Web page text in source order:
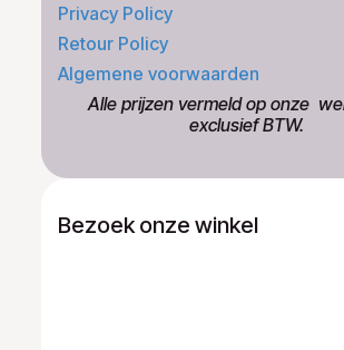
Privacy Policy
Retour Policy
Algemene voorwaarden
​Alle prijzen vermeld op onze
exclusief BTW.
Bezoek onze winkel